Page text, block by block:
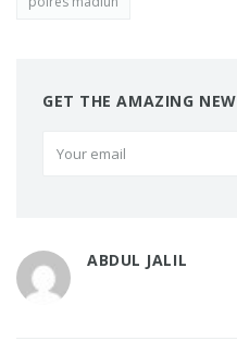
GET THE AMAZING
ABDUL JALIL